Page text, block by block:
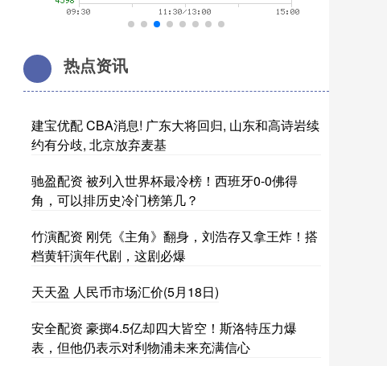
热点资讯
建宝优配 CBA消息! 广东大将回归, 山东和高诗岩续
约有分歧, 北京放弃麦基
驰盈配资 被列入世界杯最冷榜！西班牙0-0佛得
角，可以排历史冷门榜第几？
竹演配资 刚凭《主角》翻身，刘浩存又拿王炸！搭
档黄轩演年代剧，这剧必爆
天天盈 人民币市场汇价(5月18日)
安全配资 豪掷4.5亿却四大皆空！斯洛特压力爆
表，但他仍表示对利物浦未来充满信心